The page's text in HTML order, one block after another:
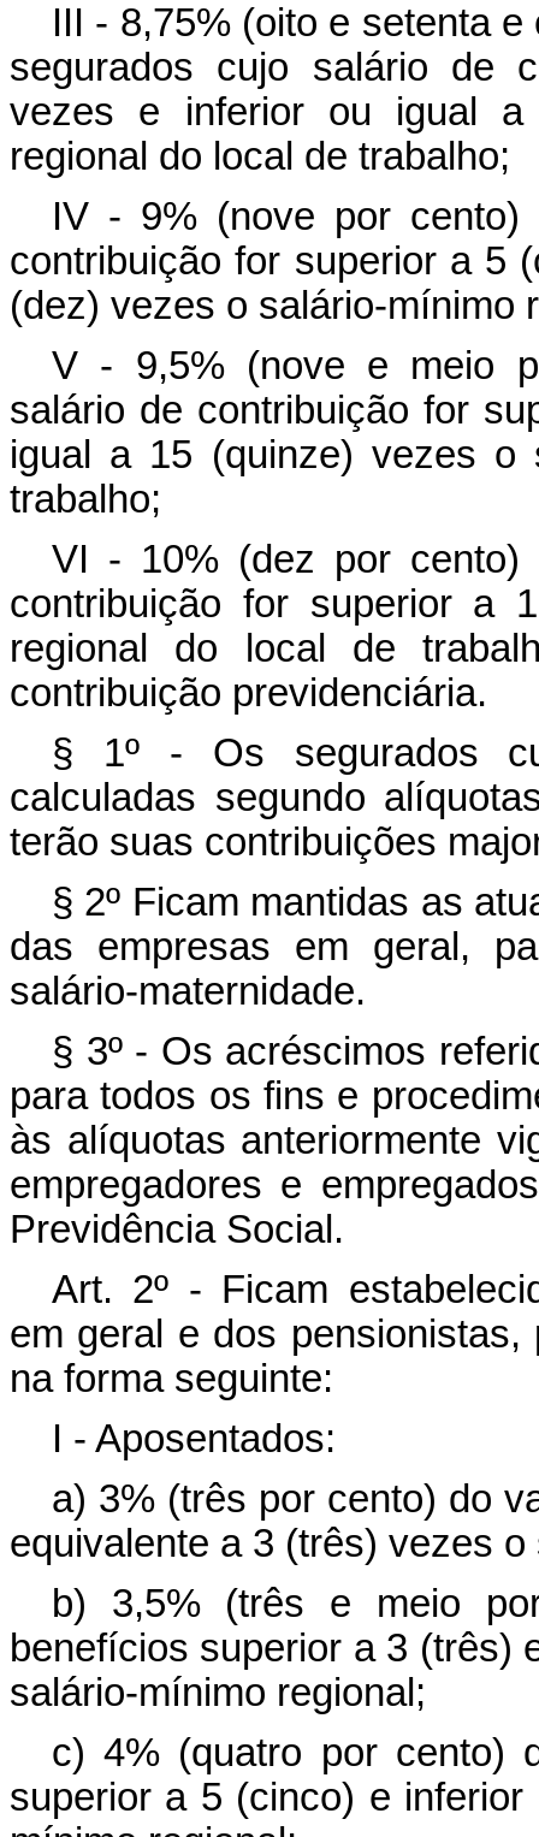
III - 8,75% (oito e setenta
segurados cujo salário de
vezes e inferior ou igual a
regional do local de trabalho;
IV - 9% (nove por cento)
contribuição for superior a 5
(dez) vezes o salário-mínimo
V - 9,5% (nove e meio
salário de contribuição for
igual a 15 (quinze) vezes o
trabalho;
VI - 10% (dez por cento)
contribuição for superior a
regional do local de
contribuição previdenciária.
§ 1º - Os segurados
calculadas segundo
terão suas contribuições
§ 2º Ficam mantidas as
das empresas em geral,
salário-maternidade.
§ 3º - Os acréscimos
para todos os fins e
às alíquotas anteriormente
empregadores e
Previdência Social.
Art. 2º - Ficam
em geral e dos
na forma seguinte:
I - Aposentados:
a) 3% (três por cento) do
equivalente a 3 (três) vezes
b) 3,5% (três e meio
benefícios superior a 3 (três)
salário-mínimo regional;
c) 4% (quatro por cento)
superior a 5 (cinco) e